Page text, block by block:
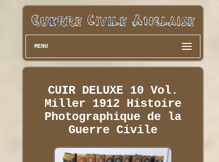
MENU
CUIR DELUXE 10 Vol.
Miller 1912 Histoire
Photographique de la
Guerre Civile